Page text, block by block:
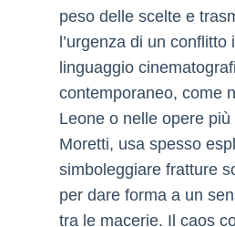
peso delle scelte e
l’urgenza di un conflitto
linguaggio
contemporaneo, come
Leone o nelle opere
Moretti, usa spesso
simboleggiare fratture
per dare forma a un
tra le macerie. Il caos